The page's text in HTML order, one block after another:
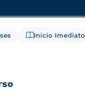
Início Imediato